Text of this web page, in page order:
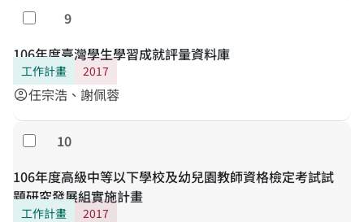
要學力變項包含中文閱讀、英語文、數學、自然科學、
社會科等五個領域素養以及各領域之學習態度；背景變
項包括影響學習之學生、班級及學校層次相關變項。研
究設計採受試者內與受試者間的混合調查設計：透過接
受不同課綱架構課程學習的兩群受試者（受試者間設
計），可以評估新課綱實施的成效；又透過同一群受試
者的長期追蹤（受試者內設計），可以探討影響學生學
習進步的因素。調查結果可以回饋教師的教學、學校環
境安排、新課綱微調以及下一波課程改革。
勾選
9
106年度臺灣學生學習成就評量資料庫
工作計畫 2017
account_circle任宗浩、謝佩蓉
勾選
10
106年度高級中等以下學校及幼兒園教師資格檢定考試試
題研究發展組實施計畫
工作計畫 2017